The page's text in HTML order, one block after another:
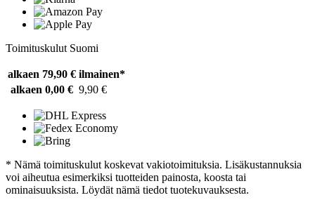
Toimituskulut Suomi
alkaen 79,90 € ilmainen*
alkaen 0,00 € 9,90 €
* Nämä toimituskulut koskevat vakiotoimituksia. Lisäkustannuksia
voi aiheutua esimerkiksi tuotteiden painosta, koosta tai
ominaisuuksista. Löydät nämä tiedot tuotekuvauksesta.